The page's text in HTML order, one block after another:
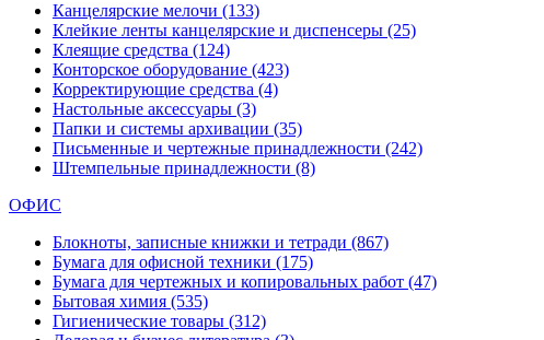
Канцелярские мелочи (133)
Клейкие ленты канцелярские и диспенсеры (25)
Клеящие средства (124)
Конторское оборудование (423)
Корректирующие средства (4)
Настольные аксессуары (3)
Папки и системы архивации (35)
Письменные и чертежные принадлежности (242)
Штемпельные принадлежности (8)
ОФИС
Блокноты, записные книжки и тетради (867)
Бумага для офисной техники (175)
Бумага для чертежных и копировальных работ (47)
Бытовая химия (535)
Гигиенические товары (312)